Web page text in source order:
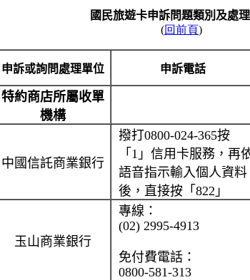
國民旅遊卡申訴問題類別及處
(回前頁)
申訴或詢問處理單位 申訴電話
特約商店所屬收單
機構
中國信託商業銀行
撥打0800-024-365按
「 1 」信用卡服務，再
語音指示輸入個人資料
後，直接按「 822 」
玉山商業銀行
專線：
(02) 2995-4913
免付費電話：
0800-581-313